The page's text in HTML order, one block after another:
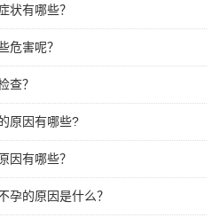
状有哪些？
危害呢？
查？
原因有哪些?
因有哪些？
孕的原因是什么？